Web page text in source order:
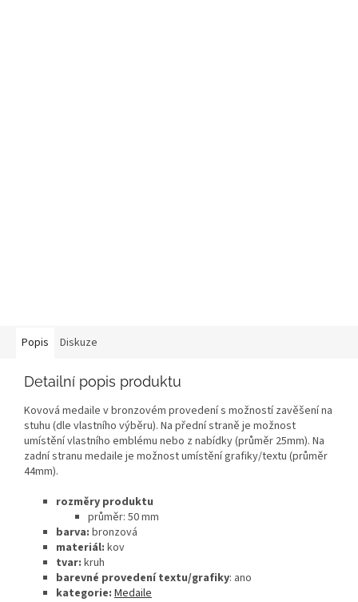
Popis Diskuze
Detailní popis produktu
Kovová medaile v bronzovém provedení s možností zavěšení na
stuhu (dle vlastního výběru). Na přední straně je možnost
umístění vlastního emblému nebo z nabídky (průměr 25mm). Na
zadní stranu medaile je možnost umístění grafiky/textu (průměr
44mm).
rozměry produktu
průměr: 50 mm
barva: bronzová
materiál: kov
tvar: kruh
barevné provedení textu/grafiky: ano
kategorie: Medaile